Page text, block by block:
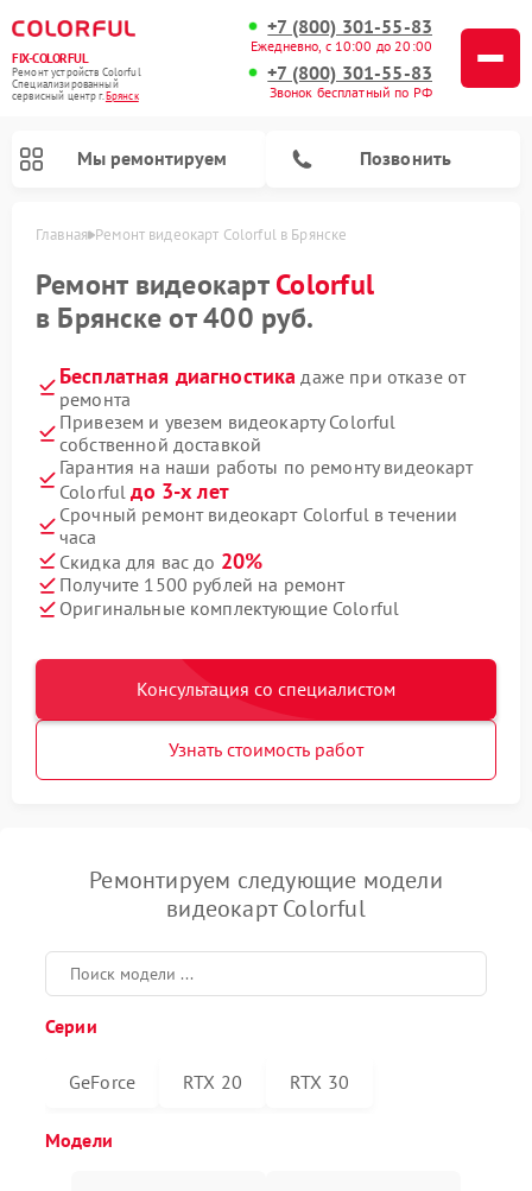
FIX-COLORFUL
Ремонт устройств Colorful
Специализированный
cервисный центр г.Брянск
+7 (800) 301-55-83
Ежедневно, с 10:00 до 20:00
+7 (800) 301-55-83
Звонок бесплатный по РФ
Мы ремонтируем Позвонить
Главная Ремонт видеокарт Colorful в Брянске
Ремонт видеокартColorful
в Брянске от 400 руб.
Бесплатная диагностика даже при отказе от
ремонта
Привезем и увезем видеокарту Colorful
собственной доставкой
Гарантия на наши работы по ремонту видеокарт
Colorfulдо 3-х лет
Срочный ремонт видеокарт Colorful в течении
часа
Скидка для вас до 20%
Получите 1500 рублей на ремонт
Оригинальные комплектующие Colorful
Консультация со специалистом
Узнать стоимость работ
Ремонтируем следующие модели
видеокарт Colorful
Серии
GeForce RTX 20 RTX 30
Модели